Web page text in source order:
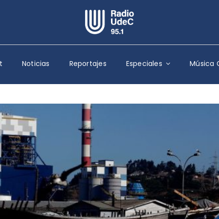
Escuchar Radio UdeC en vivo
Quiénes Somos
Programación
Podcast
Reportajes
Columnas
Música Clásica
Especiales
Noticias Reportajes Especiales Música